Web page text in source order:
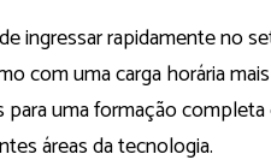
ingressar rapidamente no
com uma carga horária
uma formação
áreas da tecnologia.